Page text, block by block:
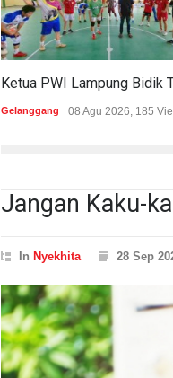
Gelanggang 08 Agu 2026, 185
Jangan Kaku-
In Nyekhita 28 Sep